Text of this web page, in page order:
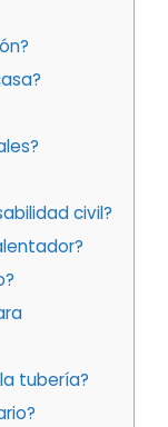
civil?
tubería?